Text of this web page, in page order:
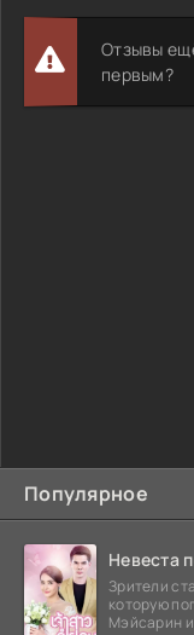
Популярное
Невеста
Зрители
которую
Мэйсарин
Отзывы
первым?